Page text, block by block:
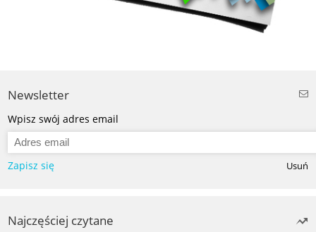
Newsletter
Wpisz swój adres email
Zapisz się Usuń
Najczęściej czytane